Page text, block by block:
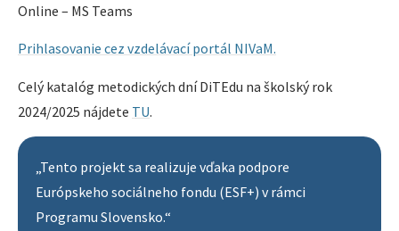
Online – MS Teams
Prihlasovanie cez vzdelávací portál NIVaM.
Celý katalóg metodických dní DiTEdu na školský rok
2024/2025 nájdete TU.
„Tento projekt sa realizuje vďaka podpore
Európskeho sociálneho fondu (ESF+) v rámci
Programu Slovensko.“